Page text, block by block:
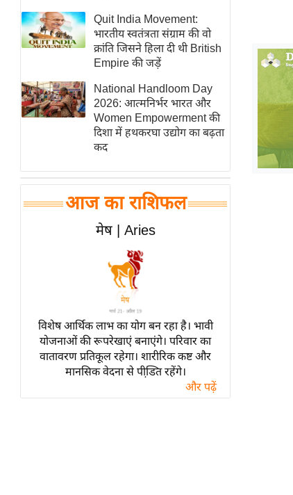
मिसाल बेमिसाल
शख्सियत
यंग इंडिया
साहित्य जगत
ऑटो वर्ल्ड
न्यूज ब्रीफ
मनोरंजन जगत
बॉलीवुड
हॉलीवुड
Breaking
लाइफस्टाइल
ब्यूटी/फैशन
घरेलू नुस्खे
पर्यटन स्थल
Quit India Movement:
भारतीय स्वतंत्रता संग्राम की वो
क्रांति जिसने हिला दी थी British
Empire की जड़ें
National Handloom Day
2026: आत्मनिर्भर भारत और
Women Empowerment की
दिशा में हथकरघा उद्योग का बढ़ता
कद
आज का राशिफल
मेष | Aries
विशेष आर्थिक लाभ का योग बन रहा है। भावी
योजनाओं की रूपरेखाएं बनाएंगे। परिवार का
वातावरण प्रतिकूल रहेगा। शारीरिक कष्ट और
मानसिक वेदना से पीडि़त रहेंगे।
और पढ़ें